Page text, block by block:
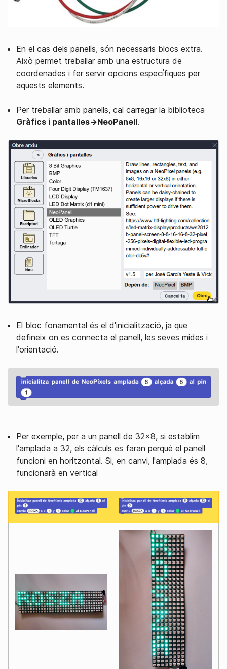
En el cas dels panells, són necessaris blocs extra.
Això permet treballar amb una estructura de
coordenades i fer servir opcions específiques per
aquests elements.
Per treballar amb panells, cal carregar la biblioteca
Gràfics i pantalles→NeoPanell.
El bloc fonamental és el d'inicialització, ja que
defineix on es connecta el panell, les seves mides i
l'orientació.
Per exemple, per a un panell de 32x8, si establim
l'amplada a 32, els càlculs es faran perquè el panell
funcioni en horitzontal. Si, en canvi, l'amplada és 8,
funcionarà en vertical